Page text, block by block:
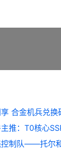
合金机兵兑换